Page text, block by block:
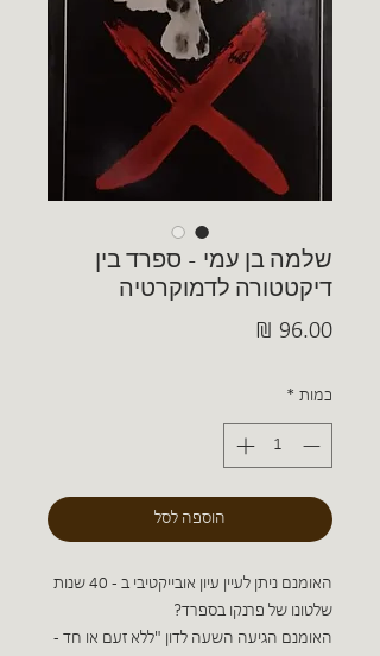
שלמה בן עמי - ספרד בין
דיקטטורה לדמוקרטיה
כמות *
הוספה לסל
האומנם ניתן לעיין עיון אובייקטיבי ב - 40 שנות
שלטונו של פרנקו בספרד?
האומנם הגיעה השעה לדון "ללא זעם או חד -